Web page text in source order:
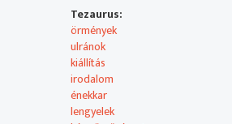
-A magyarországi ortodox
Konstantinápolyi Patriarhátus
- Kitüntetéseket adott át a
- Hálaadó Szent Liturgiával
megyéspüspök celebrálta.
DETI PICASSO ÚJRA
Tezaurus:
örmények
ulránok
kiállítás
irodalom
énekkar
lengyelek